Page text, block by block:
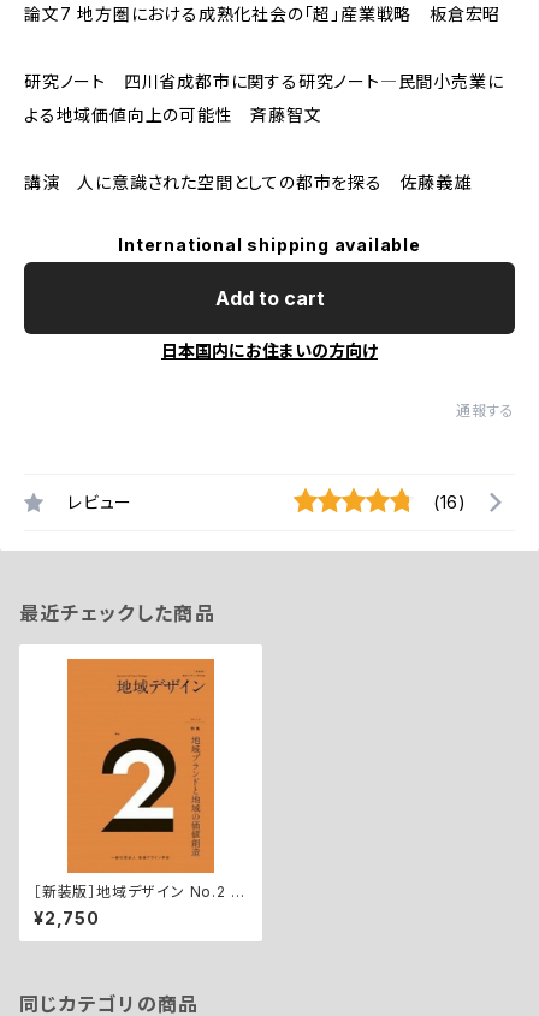
論文7 地方圏における成熟化社会の「超」産業戦略 板倉宏昭
研究ノート 四川省成都市に関する研究ノート―民間小売業に
よる地域価値向上の可能性 斉藤智文
講演 人に意識された空間としての都市を探る 佐藤義雄
International shipping available
Add to cart
日本国内にお住まいの方向け
通報する
レビュー (16)
最近チェックした商品
［新装版］地域デザイン No.2 特
集 地域ブランドと地域の価値
¥2,750
同じカテゴリの商品